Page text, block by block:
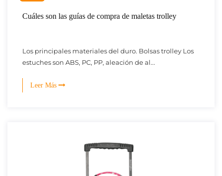
Cuáles son las guías de compra de maletas trolley
Los principales materiales del duro. Bolsas trolley Los
estuches son ABS, PC, PP, aleación de al...
Leer Más